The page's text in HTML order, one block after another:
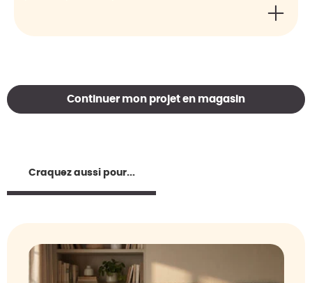
Continuer mon projet en magasin
Craquez aussi pour...